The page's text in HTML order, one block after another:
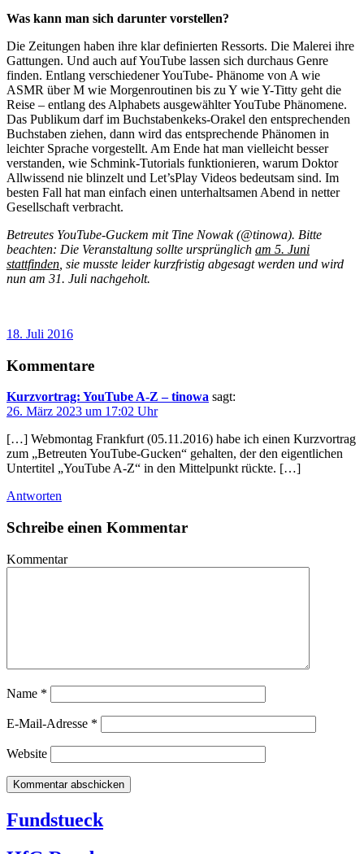
Was kann man sich darunter vorstellen?
Die Zeitungen haben ihre klar definierten Ressorts. Die Malerei ihre
Gattungen. Und auch auf YouTube lassen sich durchaus Genre
finden. Entlang verschiedener YouTube- Phänome von A wie
ASMR über M wie Morgenroutinen bis zu Y wie Y-Titty geht die
Reise – entlang des Alphabets ausgewählter YouTube Phänomene.
Das Publikum darf im Buchstabenkeks-Orakel den entsprechenden
Buchstaben ziehen, dann wird das entsprechende Phänomen in
leichter Sprache vorgestellt. Am Ende hat man vielleicht besser
verstanden, wie Schmink-Tutorials funktionieren, warum Doktor
Allwissend nie blinzelt und Let’sPlay Videos bedeutsam sind. Im
besten Fall hat man einfach einen unterhaltsamen Abend in netter
Gesellschaft verbracht.
Betreutes YouTube-Guckem mit Tine Nowak (@tinowa). Bitte
beachten: Die Veranstaltung sollte ursprünglich am 5. Juni
stattfinden , sie musste leider kurzfristig abgesagt werden und wird
nun am 31. Juli nachgeholt.
18. Juli 2016
Kommentare
Kurzvortrag: YouTube A-Z – tinowa sagt:
26. März 2023 um 17:02 Uhr
[…] Webmontag Frankfurt (05.11.2016) habe ich einen Kurzvortrag
zum „Betreuten YouTube-Gucken“ gehalten, der den eigentlichen
Untertitel „YouTube A-Z“ in den Mittelpunkt rückte. […]
Antworten
Schreibe einen Kommentar
Kommentar
Name *
E-Mail-Adresse *
Website
Fundstueck